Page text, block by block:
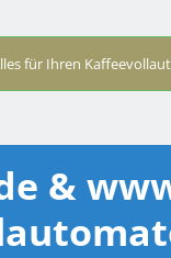
für Ihren
&